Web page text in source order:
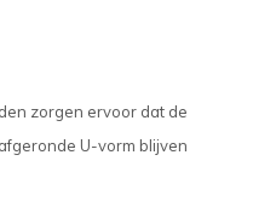
zorgen ervoor dat de
U-vorm blijven